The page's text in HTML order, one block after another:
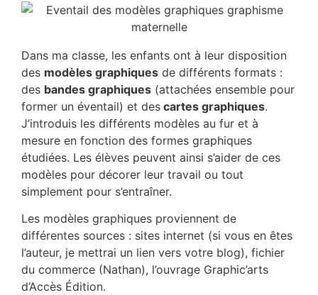
Dans ma classe, les enfants ont à leur disposition
des modèles graphiques de différents formats :
des bandes graphiques (attachées ensemble pour
former un éventail) et des cartes graphiques.
J’introduis les différents modèles au fur et à
mesure en fonction des formes graphiques
étudiées. Les élèves peuvent ainsi s’aider de ces
modèles pour décorer leur travail ou tout
simplement pour s’entraîner.
Les modèles graphiques proviennent de
différentes sources : sites internet (si vous en êtes
l’auteur, je mettrai un lien vers votre blog), fichier
du commerce (Nathan), l’ouvrage Graphic’arts
d’Accès Édition.